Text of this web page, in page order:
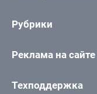
Рубрики
Реклама на сайте
Техподдержка